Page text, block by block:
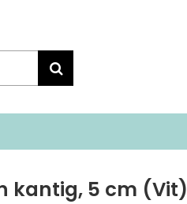
kantig, 5 cm (Vit)